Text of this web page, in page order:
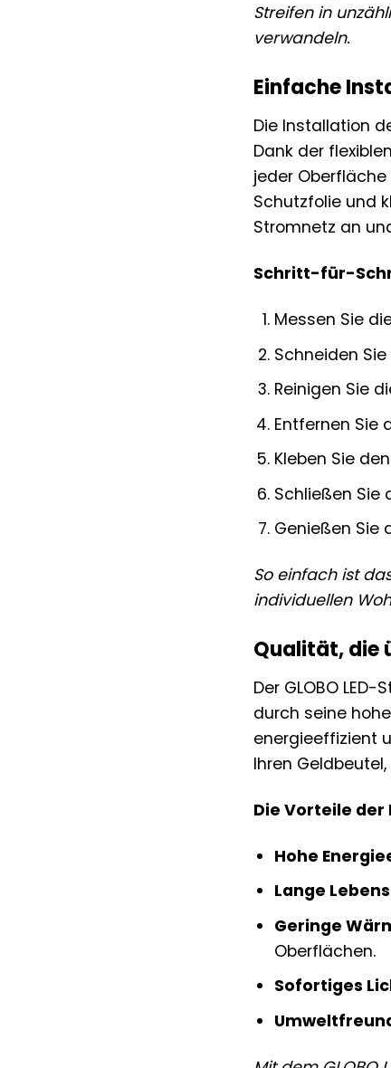
Streifen in
verwandeln.
Einfache
Die Installation
Dank der
jeder
Schutzfolie und
Stromnetz an
Schritt-für-
Messen Sie
Schneiden
Reinigen Sie
Entfernen Sie
Kleben Sie
Schließen Sie
Genießen Sie
So einfach ist
individuellen
Qualität, die
Der GLOBO
durch seine
energieeffizient
Ihren
Die Vorteile der
Hohe
Lange
Geringe
Oberflächen.
Sofortiges